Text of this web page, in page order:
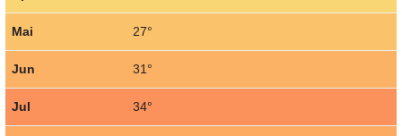
Mai 27°
Jun 31°
Jul 34°